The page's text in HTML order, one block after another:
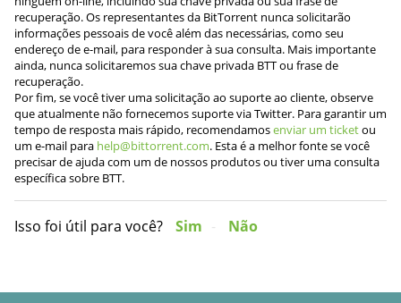
recuperação. Os representantes da BitTorrent nunca solicitarão
informações pessoais de você além das necessárias, como seu
endereço de e-mail, para responder à sua consulta. Mais importante
ainda, nunca solicitaremos sua chave privada BTT ou frase de
recuperação.
Por fim, se você tiver uma solicitação ao suporte ao cliente, observe
que atualmente não fornecemos suporte via Twitter. Para garantir um
tempo de resposta mais rápido, recomendamosenviar um ticketou
um e-mail para help@bittorrent.com. Esta é a melhor fonte se você
precisar de ajuda com um de nossos produtos ou tiver uma consulta
específica sobre BTT.
Isso foi útil para você? Sim Não